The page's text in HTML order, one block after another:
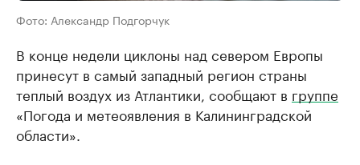
Фото: Александр Подгорчук
В конце недели циклоны над севером Европы
принесут в самый западный регион страны
теплый воздух из Атлантики, сообщают в группе
«Погода и метеоявления в Калининградской
области».